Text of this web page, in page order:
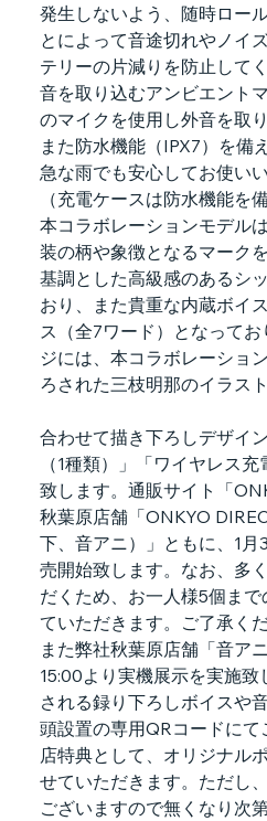
発生しないよう、随時ロー
とによって音途切れやノイ
テリーの片減りを防止して
音を取り込むアンビエント
のマイクを使用し外音を取
また防水機能（IPX7）を備
急な雨でも安心してお使い
（充電ケースは防水機能を
本コラボレーションモデル
装の柄や象徴となるマーク
基調とした高級感のあるシ
おり、また貴重な内蔵ボイ
ス（全7ワード）となって
ジには、本コラボレーショ
ろされた三枝明那のイラス
合わせて描き下ろしデザイ
（1種類）」「ワイヤレス
致します。通販サイト「
秋葉原店舗「ONKYO
下、音アニ）」ともに、1月
売開始致します。なお、多
だくため、お一人様5個ま
ていただきます。ご了承くだ
また弊社秋葉原店舗「音ア
15:00より実機展示を実施
される録り下ろしボイスや
頭設置の専用QRコードに
店特典として、オリジナル
せていただきます。ただし
ございますので無くなり次